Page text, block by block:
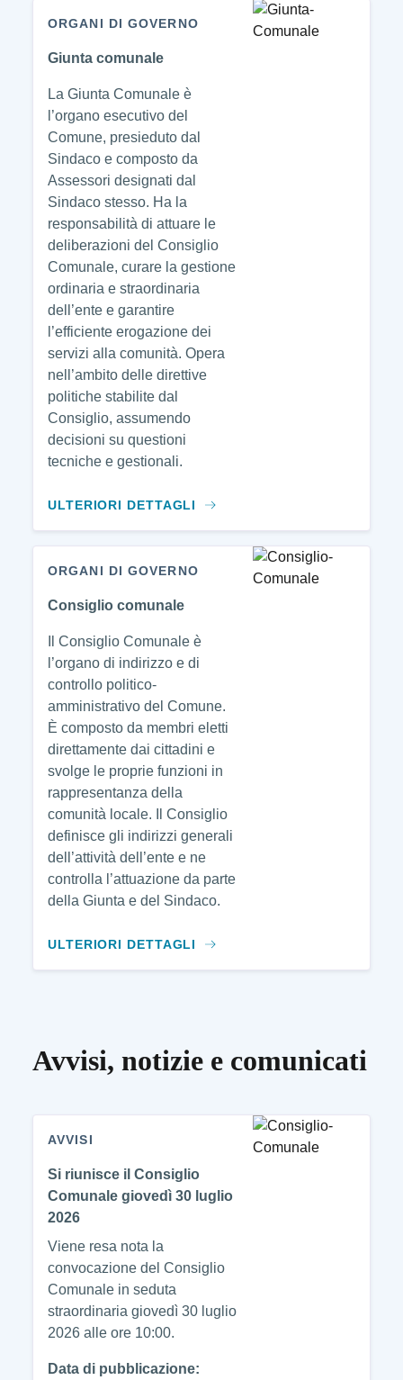
ORGANI DI GOVERNO
Giunta comunale
La Giunta Comunale è
l’organo esecutivo del
Comune, presieduto dal
Sindaco e composto da
Assessori designati dal
Sindaco stesso. Ha la
responsabilità di attuare le
deliberazioni del Consiglio
Comunale, curare la gestione
ordinaria e straordinaria
dell’ente e garantire
l’efficiente erogazione dei
servizi alla comunità. Opera
nell’ambito delle direttive
politiche stabilite dal
Consiglio, assumendo
decisioni su questioni
tecniche e gestionali.
ULTERIORI DETTAGLI
ORGANI DI GOVERNO
Consiglio comunale
Il Consiglio Comunale è
l’organo di indirizzo e di
controllo politico-
amministrativo del Comune.
È composto da membri eletti
direttamente dai cittadini e
svolge le proprie funzioni in
rappresentanza della
comunità locale. Il Consiglio
definisce gli indirizzi generali
dell’attività dell’ente e ne
controlla l’attuazione da parte
della Giunta e del Sindaco.
ULTERIORI DETTAGLI
Avvisi, notizie e comunicati
AVVISI
Si riunisce il Consiglio
Comunale giovedì 30 luglio
2026
Viene resa nota la
convocazione del Consiglio
Comunale in seduta
straordinaria giovedì 30 luglio
2026 alle ore 10:00.
Data di pubblicazione: